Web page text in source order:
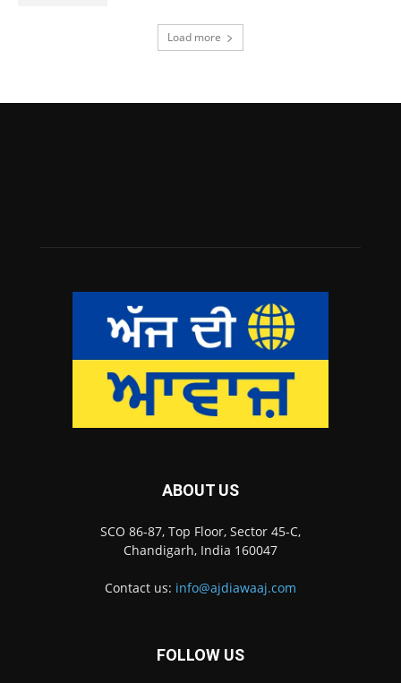
Load more
ABOUT US
SCO 86-87, Top Floor, Sector 45-C,
Chandigarh, India 160047
Contact us: info@ajdiawaaj.com
FOLLOW US